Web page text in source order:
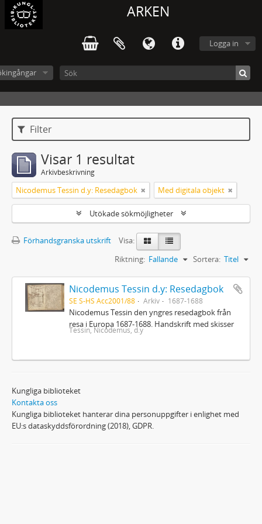
ARKEN
Logga in
Filter
Visar 1 resultat
Arkivbeskrivning
Nicodemus Tessin d.y: Resedagbok Med digitala objekt
Utökade sökmöjligheter
Förhandsgranska utskrift
Visa:
Sortera: Titel
Riktning: Fallande
Nicodemus Tessin d.y: Resedagbok
SE S-HS Acc2001/88 Arkiv 1687-1688
Nicodemus Tessin den yngres resedagbok från
resa i Europa 1687-1688. Handskrift med skisser
Tessin, Nicodemus, d.y
Kungliga biblioteket
Kontakta oss
Kungliga biblioteket hanterar dina personuppgifter i enlighet med
EU:s dataskyddsförordning (2018), GDPR.